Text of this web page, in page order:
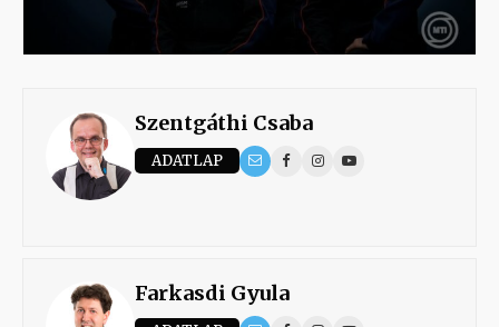
Szentgáthi Csaba
ADATLAP
Farkasdi Gyula